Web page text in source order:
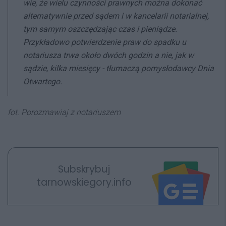
wie, że wielu czynności prawnych można dokonać
alternatywnie przed sądem i w kancelarii notarialnej,
tym samym oszczędzając czas i pieniądze.
Przykładowo potwierdzenie praw do spadku u
notariusza trwa około dwóch godzin a nie, jak w
sądzie, kilka miesięcy- tłumaczą pomysłodawcy Dnia
Otwartego.
fot. Porozmawiaj z notariuszem
Subskrybuj
tarnowskiegory.info